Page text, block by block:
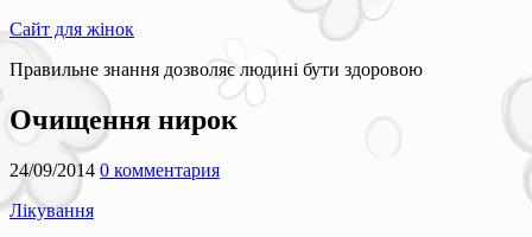
Сайт для жінок
Правильне знання дозволяє людині бути здоровою
Очищення нирок
24/09/2014 0 комментария
Лікування